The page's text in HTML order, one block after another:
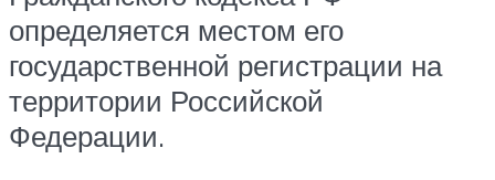
определяется местом его
государственной регистрации на
территории Российской
Федерации.